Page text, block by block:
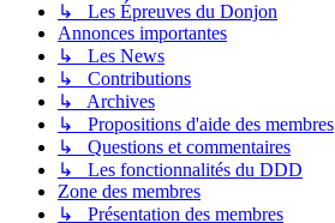
↳ Les Épreuves du Donjon
Annonces importantes
↳ Les News
↳ Contributions
↳ Archives
↳ Propositions d'aide des membres
↳ Questions et commentaires
↳ Les fonctionnalités du DDD
Zone des membres
↳ Présentation des membres